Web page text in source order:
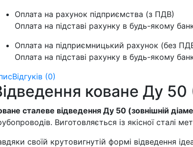
Оплата на рахунок підприємства (з ПДВ)
Оплата на підставі рахунку в будь-якому
Оплата на підприємницький рахунок (без
Оплата на підставі рахунку в будь-якому
Відгуків (0)
коване Ду
сталеве відведення Ду 50 (зовнішній
Виготовляється із якісної сталі
своїй крутовигнутій формі відведення